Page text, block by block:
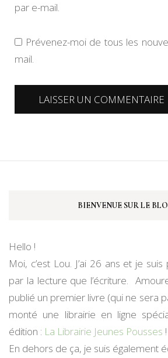
par e-mail.
Prévenez-moi de tous les
mail.
BIENVENUE SUR LE
Hello !
Moi, c’est Lou. J’ai 26 ans et je
par la lecture que l’écriture.
publié un premier livre (qui ne sera
monté une librairie en ligne
édition : La Librairie Jeunes Pousses !
En dehors de ça, je suis également